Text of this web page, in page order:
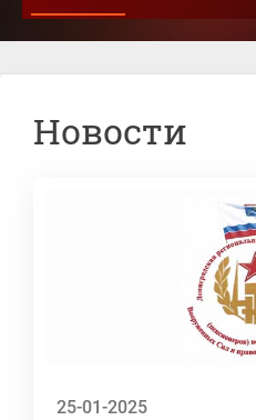
Новости
25-01-2025